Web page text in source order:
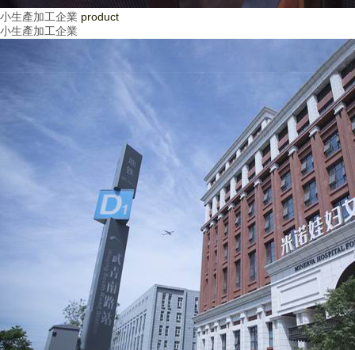
小生產加工企業 product
小生產加工企業